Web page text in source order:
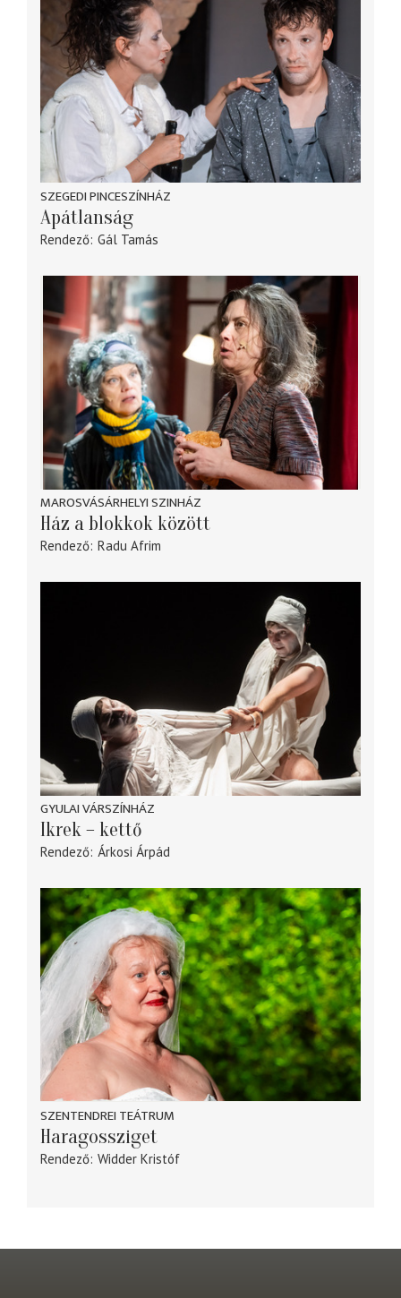
SZEGEDI PINCESZÍNHÁZ
Apátlanság
Rendező Gál Tamás
MAROSVÁSÁRHELYI SZINHÁZ
Ház a blokkok között
Rendező Radu Afrim
GYULAI VÁRSZÍNHÁZ
Ikrek – kettő
Rendező Árkosi Árpád
SZENTENDREI TEÁTRUM
Haragossziget
Rendező Widder Kristóf